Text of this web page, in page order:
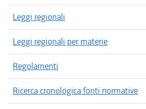
Leggi regionali
Leggi regionali per materie
Regolamenti
Ricerca cronologica fonti normative